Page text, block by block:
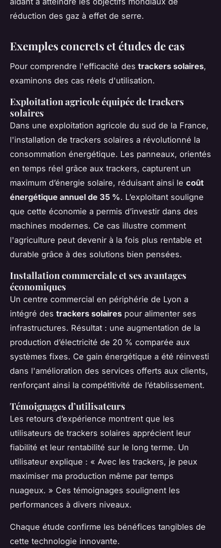
réduction des gaz à effet de serre.
Exemples concrets et études de cas
Pour comprendre l'efficacité des trackers solaires,
examinons des cas réels d'utilisation.
Exploitation agricole équipée de trackers
solaires
Dans une exploitation agricole du sud de la France,
l'installation de trackers solaires a révolutionné la
consommation énergétique. Les panneaux, orientés
en temps réel grâce aux trackers, capturent un
maximum d’énergie solaire, réduisant ainsi le coût
énergétique annuel de 35 %. L’exploitant souligne
que cette économie a permis d’investir dans des
machines modernes. Ce cas illustre comment
l'agriculture peut devenir à la fois plus rentable et
durable grâce à des solutions bien pensées.
Installation commerciale et ses avantages
économiques
Un centre commercial en périphérie de Lyon a
intégré des trackers solaires pour alimenter ses
infrastructures. Résultat : une augmentation de la
production d’électricité de 20 % comparée aux
systèmes fixes. Ce gain énergétique a été réinvesti
dans l'amélioration des services offerts aux clients,
renforçant ainsi la compétitivité de l’établissement.
Témoignages d’utilisateurs
Les retours d’expérience montrent que les
utilisateurs de trackers solaires apprécient leur
fiabilité et leur rentabilité sur le long terme. Un
utilisateur explique : « Avec les trackers, je peux
maximiser ma production même par temps
nuageux. » Ces témoignages soulignent les
performances à divers niveaux.
Chaque étude confirme les bénéfices tangibles de
cette technologie innovante.